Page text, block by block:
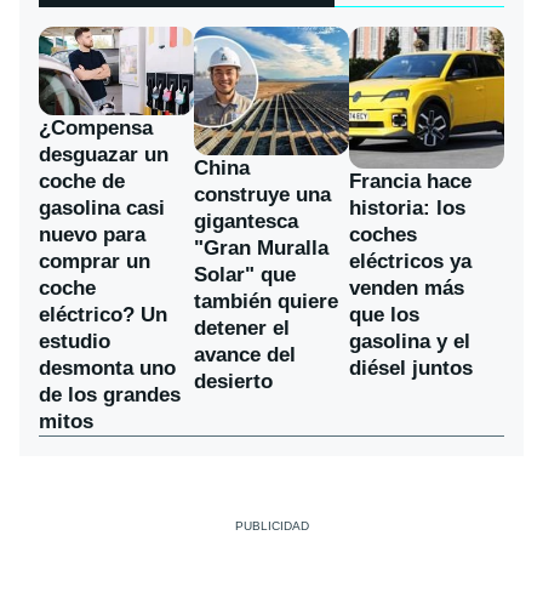
¿Compensa
desguazar un
coche de
gasolina casi
nuevo para
comprar un
coche
eléctrico? Un
estudio
desmonta uno
de los grandes
mitos
China
construye una
gigantesca
"Gran Muralla
Solar" que
también quiere
detener el
avance del
desierto
Francia hace
historia: los
coches
eléctricos ya
venden más
que los
gasolina y el
diésel juntos